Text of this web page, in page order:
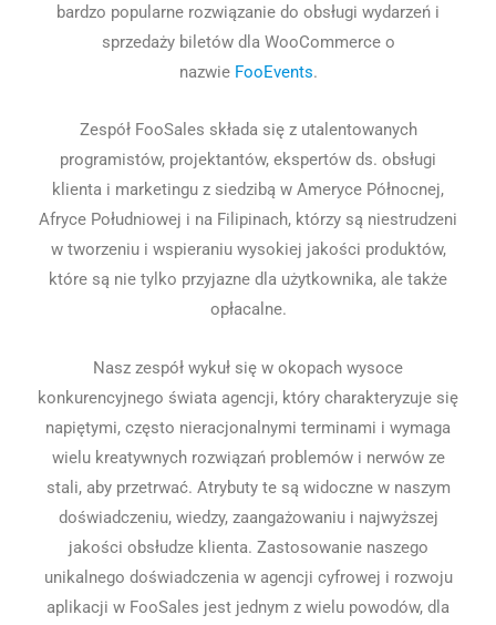
bardzo popularne rozwiązanie do obsługi wydarzeń i
sprzedaży biletów dla WooCommerce o
nazwie FooEvents.
Zespół FooSales składa się z utalentowanych
programistów, projektantów, ekspertów ds. obsługi
klienta i marketingu z siedzibą w Ameryce Północnej,
Afryce Południowej i na Filipinach, którzy są niestrudzeni
w tworzeniu i wspieraniu wysokiej jakości produktów,
które są nie tylko przyjazne dla użytkownika, ale także
opłacalne.
Nasz zespół wykuł się w okopach wysoce
konkurencyjnego świata agencji, który charakteryzuje się
napiętymi, często nieracjonalnymi terminami i wymaga
wielu kreatywnych rozwiązań problemów i nerwów ze
stali, aby przetrwać. Atrybuty te są widoczne w naszym
doświadczeniu, wiedzy, zaangażowaniu i najwyższej
jakości obsłudze klienta. Zastosowanie naszego
unikalnego doświadczenia w agencji cyfrowej i rozwoju
aplikacji w FooSales jest jednym z wielu powodów, dla